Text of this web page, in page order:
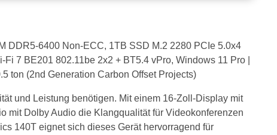
DDR5-6400 Non-ECC, 1TB SSD M.2 2280 PCIe 5.0x4
7 BE201 802.11be 2x2 + BT5.4 vPro, Windows 11 Pro |
ton (2nd Generation Carbon Offset Projects)
und Leistung benötigen. Mit einem 16-Zoll-Display mit
mit Dolby Audio die Klangqualität für Videokonferenzen
140T eignet sich dieses Gerät hervorragend für